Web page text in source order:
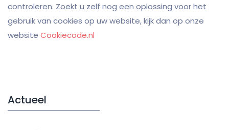
controleren. Zoekt u zelf nog een oplossing voor het
gebruik van cookies op uw website, kijk dan op onze
website Cookiecode.nl
Actueel